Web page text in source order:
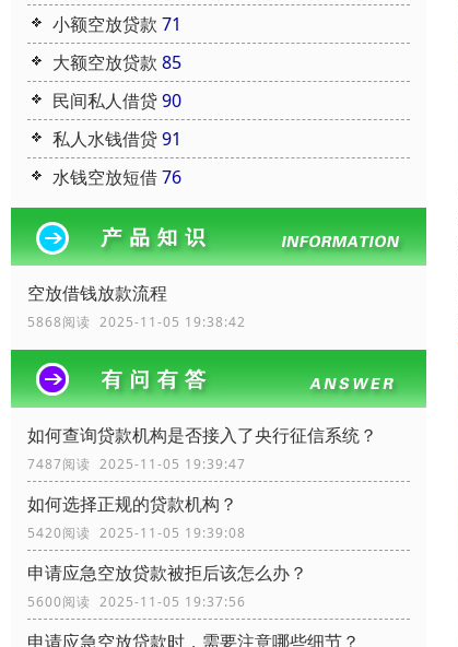
小额空放贷款 71
大额空放贷款 85
民间私人借贷90
私人水钱借贷91
水钱空放短借76
空放借钱放款流程
5868阅读 2025-11-05 19:38:42
如何查询贷款机构是否接入了央行征信系统？
7487阅读 2025-11-05 19:39:47
如何选择正规的贷款机构？
5420阅读 2025-11-05 19:39:08
申请应急空放贷款被拒后该怎么办？
5600阅读 2025-11-05 19:37:56
申请应急空放贷款时，需要注意哪些细节？